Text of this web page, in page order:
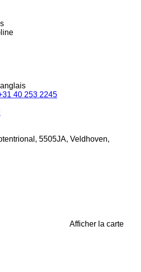
40 253 2245
5505JA, Veldhoven,
Afficher la carte